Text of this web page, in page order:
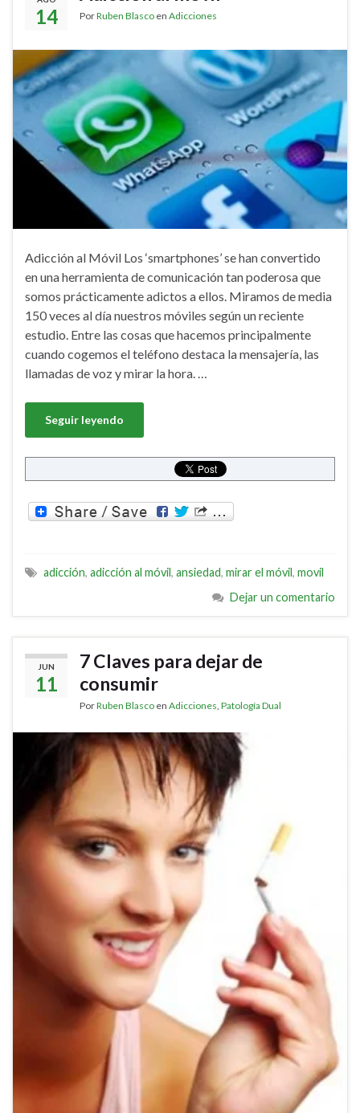
14 PorRuben Blasco en Adicciones
Adicción al Móvil Los ‘smartphones’ se han convertido
en una herramienta de comunicación tan poderosa que
somos prácticamente adictos a ellos. Miramos de media
150 veces al día nuestros móviles según un reciente
estudio. Entre las cosas que hacemos principalmente
cuando cogemos el teléfono destaca la mensajería, las
llamadas de voz y mirar la hora. …
Seguir leyendo
adicción, adicción al móvil, ansiedad, mirar el móvil, movil
Dejar un comentario
JUN
11
7 Claves para dejar de
consumir
PorRuben Blasco en Adicciones, Patología Dual